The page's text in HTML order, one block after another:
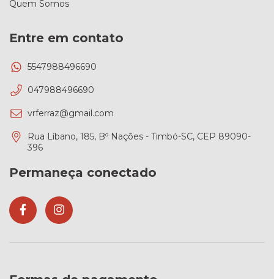
Quem Somos
Entre em contato
5547988496690
047988496690
vrferraz@gmail.com
Rua Líbano, 185, Bº Nações - Timbó-SC, CEP 89090-
396
Permaneça conectado